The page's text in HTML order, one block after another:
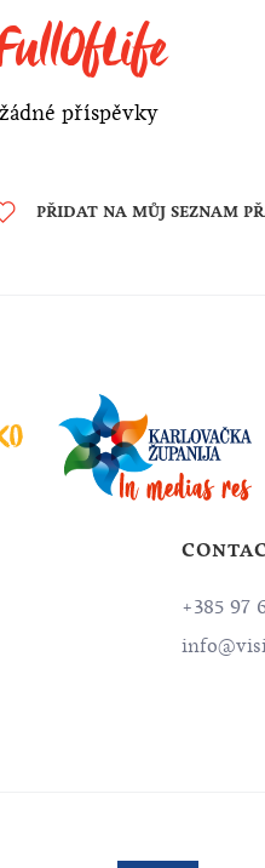
příspěvky
PŘIDAT NA MŮJ SEZNAM
+385 97